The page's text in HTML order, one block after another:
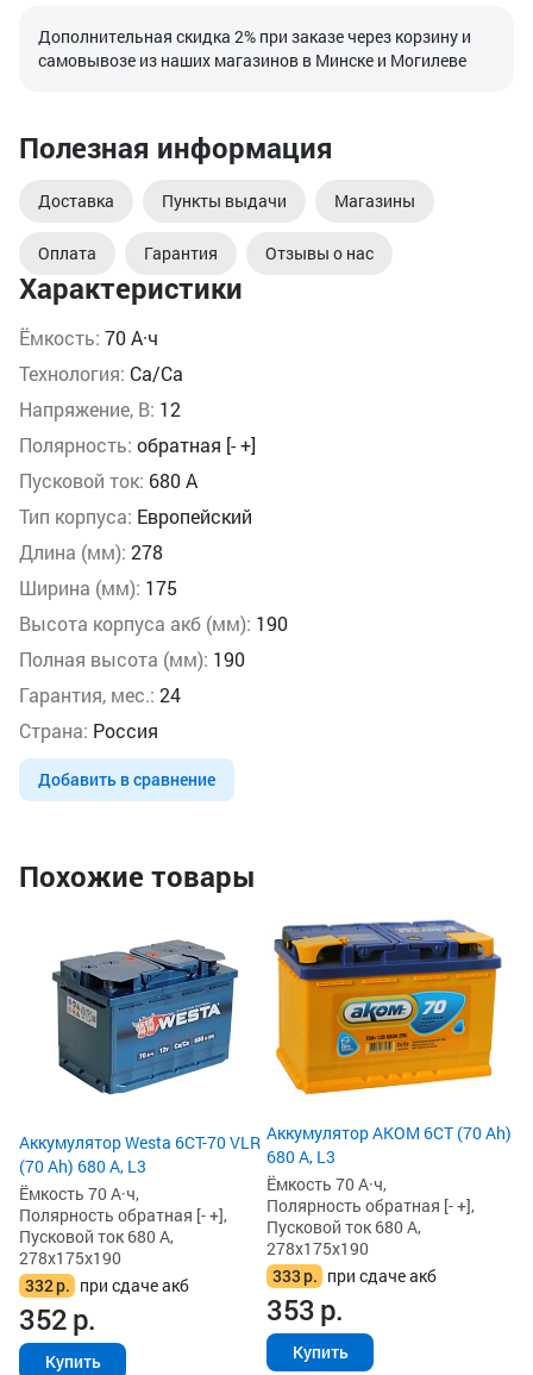
Характеристики
Ёмкость: 70 А·ч
Технология: Ca/Ca
Напряжение, В: 12
Полярность: обратная [- +]
Пусковой ток: 680 А
Тип корпуса: Европейский
Длина (мм): 278
Ширина (мм): 175
Высота корпуса акб (мм): 190
Полная высота (мм): 190
Гарантия, мес.: 24
Страна: Россия
Добавить в сравнение
Дополнительная скидка 2% при заказе через корзину и
самовывозе из наших магазинов в Минске и Могилеве
Полезная информация
Доставка Пункты выдачи Магазины
Оплата Гарантия Отзывы о нас
Похожие товары
Аккумулятор Westa 6СТ-70 VLR
(70 Ah) 680 А, L3
Ёмкость 70 А·ч,
Полярность обратная [- +],
Пусковой ток 680 А,
278x175x190
332р. при сдаче акб
352р.
Купить
Аккумулятор AKOM 6СТ (70 Ah)
680 А, L3
Ёмкость 70 А·ч,
Полярность обратная [- +],
Пусковой ток 680 А,
278x175x190
333р. при сдаче акб
353р.
Купить